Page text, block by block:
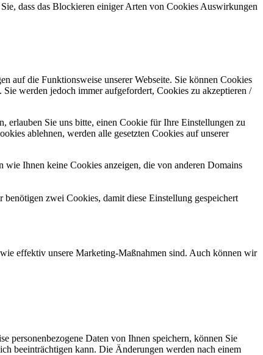
dass das Blockieren einiger Arten von Cookies Auswirkungen
auf die Funktionsweise unserer Webseite. Sie können Cookies
werden jedoch immer aufgefordert, Cookies zu akzeptieren /
erlauben Sie uns bitte, einen Cookie für Ihre Einstellungen zu
ablehnen, werden alle gesetzten Cookies auf unserer
Ihnen keine Cookies anzeigen, die von anderen Domains
zwei Cookies, damit diese Einstellung gespeichert
effektiv unsere Marketing-Maßnahmen sind. Auch können wir
personenbezogene Daten von Ihnen speichern, können Sie
beeinträchtigen kann. Die Änderungen werden nach einem